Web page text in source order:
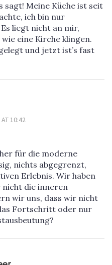
sagt! Meine Küche ist seit
ich bin nur
liegt nicht an mir,
eine Kirche klingen.
und jetzt ist’s fast
10:42
für die moderne
nichts abgegrenzt,
Erlebnis. Wir haben
nicht die inneren
wir uns, dass wir nicht
Fortschritt oder nur